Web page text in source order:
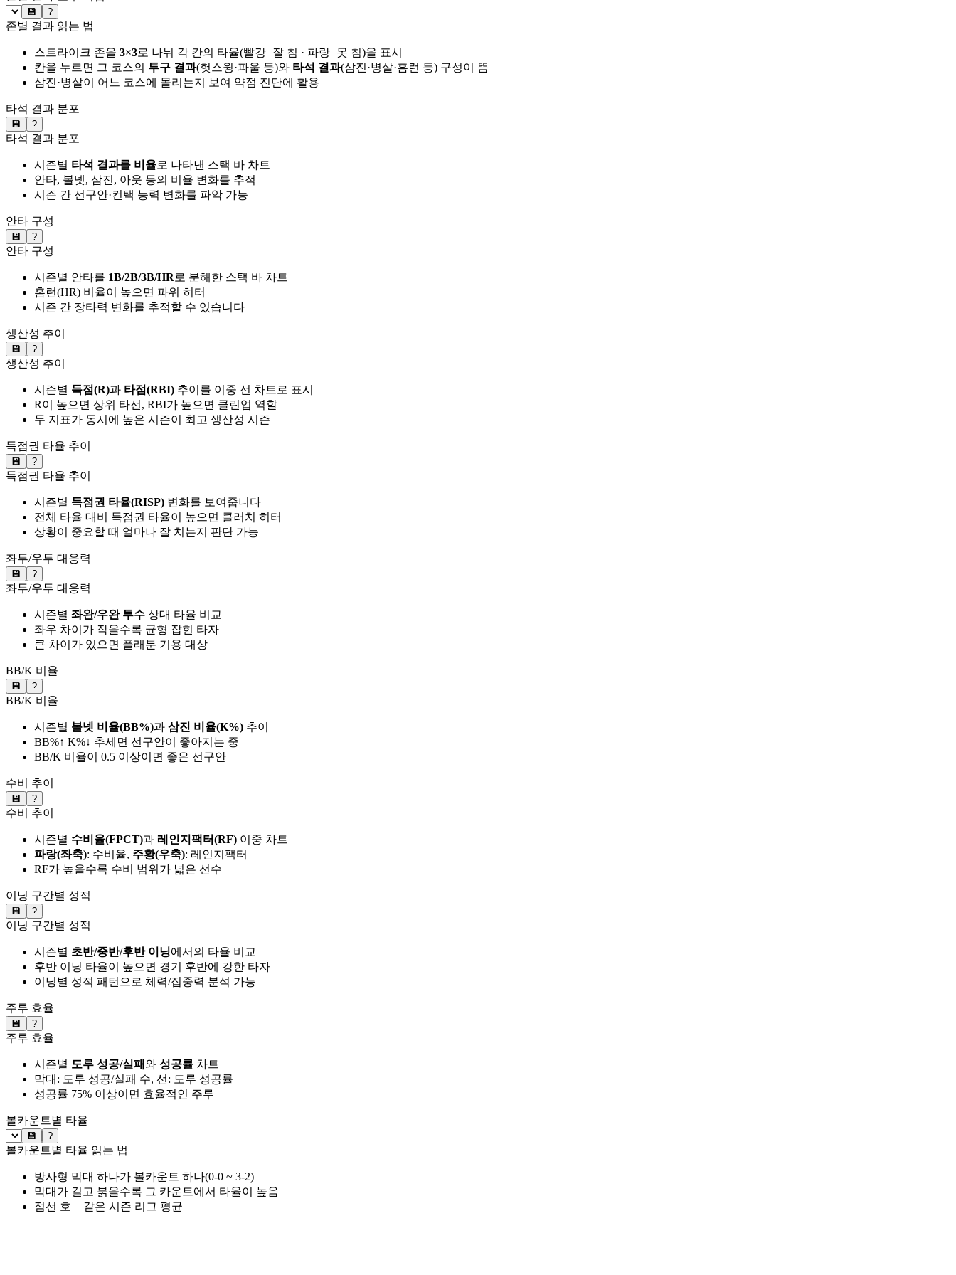
💾 ?
존별 결과 읽는 법
스트라이크 존을 3×3로 나눠 각 칸의 타율(빨강=잘 침 · 파랑=못 침)을 표시
칸을 누르면 그 코스의 투구 결과(헛스윙·파울 등)와 타석 결과(삼진·병살·홈런 등) 구성이 뜸
삼진·병살이 어느 코스에 몰리는지 보여 약점 진단에 활용
타석 결과 분포
💾 ?
타석 결과 분포
시즌별 타석 결과를 비율로 나타낸 스택 바 차트
안타, 볼넷, 삼진, 아웃 등의 비율 변화를 추적
시즌 간 선구안·컨택 능력 변화를 파악 가능
안타 구성
💾 ?
안타 구성
시즌별 안타를 1B/2B/3B/HR로 분해한 스택 바 차트
홈런(HR) 비율이 높으면 파워 히터
시즌 간 장타력 변화를 추적할 수 있습니다
생산성 추이
💾 ?
생산성 추이
시즌별 득점(R)과 타점(RBI) 추이를 이중 선 차트로 표시
R이 높으면 상위 타선, RBI가 높으면 클린업 역할
두 지표가 동시에 높은 시즌이 최고 생산성 시즌
득점권 타율 추이
💾 ?
득점권 타율 추이
시즌별 득점권 타율(RISP) 변화를 보여줍니다
전체 타율 대비 득점권 타율이 높으면 클러치 히터
상황이 중요할 때 얼마나 잘 치는지 판단 가능
좌투/우투 대응력
💾 ?
좌투/우투 대응력
시즌별 좌완/우완 투수 상대 타율 비교
좌우 차이가 작을수록 균형 잡힌 타자
큰 차이가 있으면 플래툰 기용 대상
BB/K 비율
💾 ?
BB/K 비율
시즌별 볼넷 비율(BB%)과 삼진 비율(K%) 추이
BB%↑ K%↓ 추세면 선구안이 좋아지는 중
BB/K 비율이 0.5 이상이면 좋은 선구안
수비 추이
💾 ?
수비 추이
시즌별 수비율(FPCT)과 레인지팩터(RF) 이중 차트
파랑(좌축): 수비율, 주황(우축): 레인지팩터
RF가 높을수록 수비 범위가 넓은 선수
이닝 구간별 성적
💾 ?
이닝 구간별 성적
시즌별 초반/중반/후반 이닝에서의 타율 비교
후반 이닝 타율이 높으면 경기 후반에 강한 타자
이닝별 성적 패턴으로 체력/집중력 분석 가능
주루 효율
💾 ?
주루 효율
시즌별 도루 성공/실패와 성공률 차트
막대: 도루 성공/실패 수, 선: 도루 성공률
성공률 75% 이상이면 효율적인 주루
볼카운트별 타율
💾 ?
볼카운트별 타율 읽는 법
방사형 막대 하나가 볼카운트 하나(0-0 ~ 3-2)
막대가 길고 붉을수록 그 카운트에서 타율이 높음
점선 호 = 같은 시즌 리그 평균